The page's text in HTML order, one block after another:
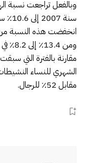
مقارنة بالفترة التي
مقابل 52٪ للرجال.